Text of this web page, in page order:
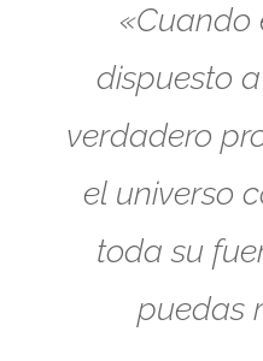
«Cuando
dispuesto
verdadero
el universo
toda su
puedas